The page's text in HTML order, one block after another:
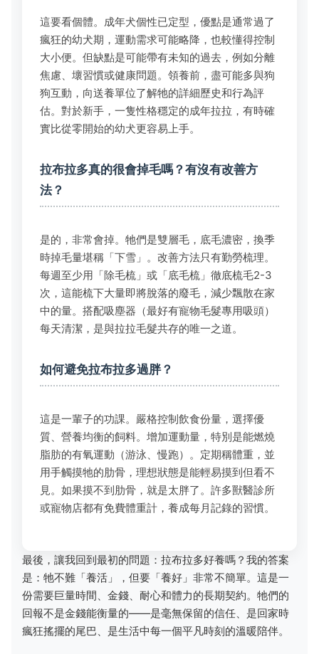
這要看個體。成年犬個性已定型，優點是通常過了
瘋狂的幼犬期，運動需求可能略降，也較懂得控制
大小便。但缺點是可能帶有未知的過去，例如分離
焦慮、壞習慣或健康問題。領養前，盡可能多與狗
狗互動，向送養單位了解牠的詳細歷史和行為評
估。對於新手，一隻性格穩定的成年拉拉，有時確
實比從零開始的幼犬更容易上手。
拉布拉多真的很會掉毛嗎？有沒有改善方
法？
是的，非常會掉。牠們是雙層毛，底毛濃密，換季
時掉毛量堪稱「下雪」。改善方法只有勤勞梳理。
每週至少用「除毛梳」或「底毛梳」徹底梳毛2-3
次，這能梳下大量即將脫落的廢毛，減少飄散在家
中的量。搭配吸塵器（最好有寵物毛髮專用吸頭）
每天清潔，是與拉拉毛髮共存的唯一之道。
如何避免拉布拉多過胖？
這是一輩子的功課。嚴格控制飲食份量，選擇優
質、營養均衡的飼料。增加運動量，特別是能燃燒
脂肪的有氧運動（游泳、慢跑）。定期稱體重，並
用手觸摸牠的肋骨，理想狀態是能輕易摸到但看不
見。如果摸不到肋骨，就是太胖了。許多獸醫診所
或寵物店都有免費體重計，養成每月記錄的習慣。
最後，讓我回到最初的問題：拉布拉多好養嗎？我的答案
是：牠不難「養活」，但要「養好」非常不簡單。這是一
份需要巨量時間、金錢、耐心和體力的長期契約。牠們的
回報不是金錢能衡量的——是毫無保留的信任、是回家時
瘋狂搖擺的尾巴、是生活中每一個平凡時刻的溫暖陪伴。